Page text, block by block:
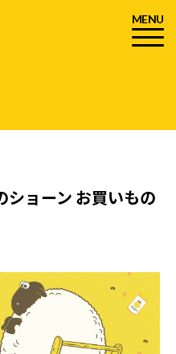
MENU
ショーン お買いもの